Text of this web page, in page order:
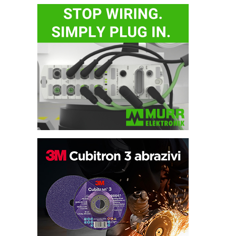
Bezbednost na prvom mestu!
IB BLUMENAUER - više od 40 godina
poverenja u industriji
RMQ-TITAN ADVANCED INDICATOR
– Pametna signalizacija za efikasnije
upravljanje mašinama
Sigurnije ispitivanje transformatora u
solarnim elektranama i vetroparkovima